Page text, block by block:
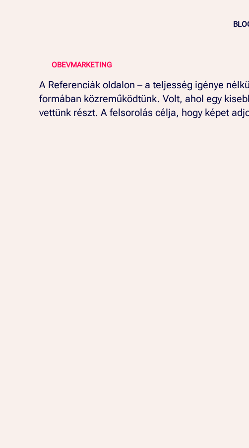
OBEVMARKETING
A Referenciák oldalon – a teljesség igénye
formában közreműködtünk. Volt, ahol egy
vettünk részt. A felsorolás célja, hogy képet